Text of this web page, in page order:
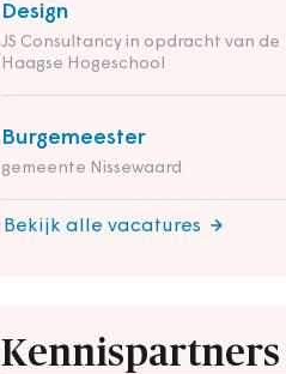
Design
JS Consultancy in opdracht van de
Haagse Hogeschool
Burgemeester
gemeente Nissewaard
Bekijk alle vacatures
Kennispartners